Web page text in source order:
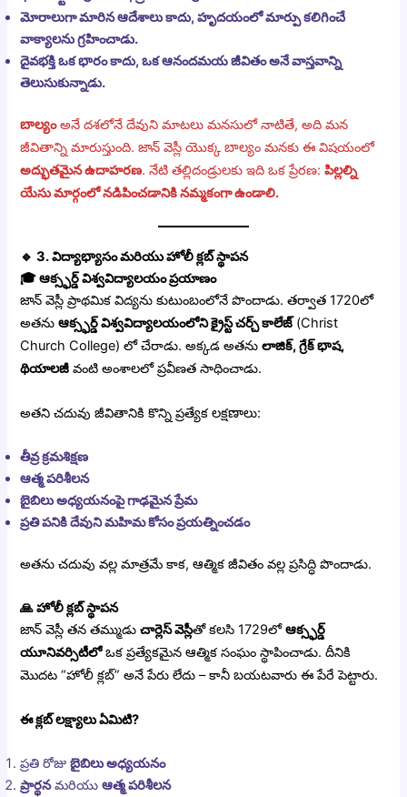
మోరాలుగా మారిన ఆదేశాలు కాదు, హృదయంలో మార్పు కలిగించే
వాక్యాలను గ్రహించాడు.
దైవభక్తి ఒక భారం కాదు, ఒక ఆనందమయ జీవితం అనే వాస్తవాన్ని
తెలుసుకున్నాడు.
బాల్యంఅనే దశలోనే దేవుని మాటలు మనసులో నాటితే, అది మన
జీవితాన్ని మారుస్తుంది. జాన్ వెస్లీ యొక్క బాల్యం మనకు ఈ విషయంలో
అద్భుతమైన ఉదాహరణ. నేటి తల్లిదండ్రులకు ఇది ఒక ప్రేరణ:పిల్లల్ని
యేసు మార్గంలో నడిపించడానికి నమ్మకంగా ఉండాలి.
🔹3. విద్యాభ్యాసం మరియు హోలీ క్లబ్ స్థాపన
🎓ఆక్స్ఫర్డ్ విశ్వవిద్యాలయం ప్రయాణం
జాన్ వెస్లీ ప్రాథమిక విద్యను కుటుంబంలోనే పొందాడు. తర్వాత 1720లో
అతనుఆక్స్ఫర్డ్ విశ్వవిద్యాలయంలోని క్రైస్ట్ చర్చ్ కాలేజ్(Christ
Church College) లో చేరాడు. అక్కడ అతనులాజిక్, గ్రేక్ భాష,
థియాలజీ వంటి అంశాలలో ప్రవీణత సాధించాడు.
అతని చదువు జీవితానికి కొన్ని ప్రత్యేక లక్షణాలు:
తీవ్ర క్రమశిక్షణ
ఆత్మ పరిశీలన
బైబిలు అధ్యయనంపై గాఢమైన ప్రేమ
ప్రతి పనికి దేవుని మహిమ కోసం ప్రయత్నించడం
అతను చదువు వల్ల మాత్రమే కాక, ఆత్మిక జీవితం వల్ల ప్రసిద్ధి పొందాడు.
🙏హోలీ క్లబ్ స్థాపన
జాన్ వెస్లీ తన తమ్ముడుచార్లెస్ వెస్లీతో కలసి 1729లోఆక్స్ఫర్డ్
యూనివర్సిటీలోఒక ప్రత్యేకమైన ఆత్మిక సంఘం స్థాపించాడు. దీనికి
మొదట “హోలీ క్లబ్” అనే పేరు లేదు – కానీ బయటవారు ఈ పేరే పెట్టారు.
ఈ క్లబ్ లక్ష్యాలు ఏమిటి?
ప్రతి రోజుబైబిలు అధ్యయనం
ప్రార్థనమరియుఆత్మ పరిశీలన